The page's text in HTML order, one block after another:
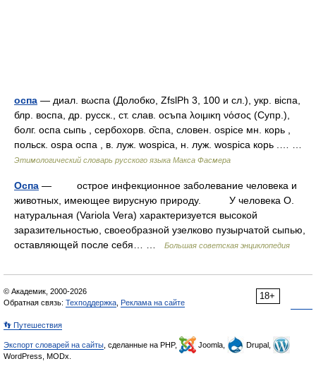
оспа — диал. вωспа (Долобко, ZfslPh 3, 100 и сл.), укр. вiспа,
блр. воспа, др. русск., ст. слав. осъпа λοιμικη νόσος (Супр.),
болг. оспа сыпь , сербохорв. о̏спа, словен. ospice мн. корь ,
польск. оsра оспа , в. луж. wоsрiса, н. луж. wоsрiса корь .… …
Этимологический словарь русского языка Макса Фасмера
Оспа — острое инфекционное заболевание человека и
животных, имеющее вирусную природу. У человека О.
натуральная (Variola Vera) характеризуется высокой
заразительностью, своеобразной узелково пузырчатой сыпью,
оставляющей после себя… …
Большая советская энциклопедия
18+
© Академик, 2000-2026
Обратная связь: Техподдержка Реклама на сайте
👣 Путешествия
Экспорт словарей на сайты , сделанные на PHP, Joomla,
Drupal,
WordPress, MODx.